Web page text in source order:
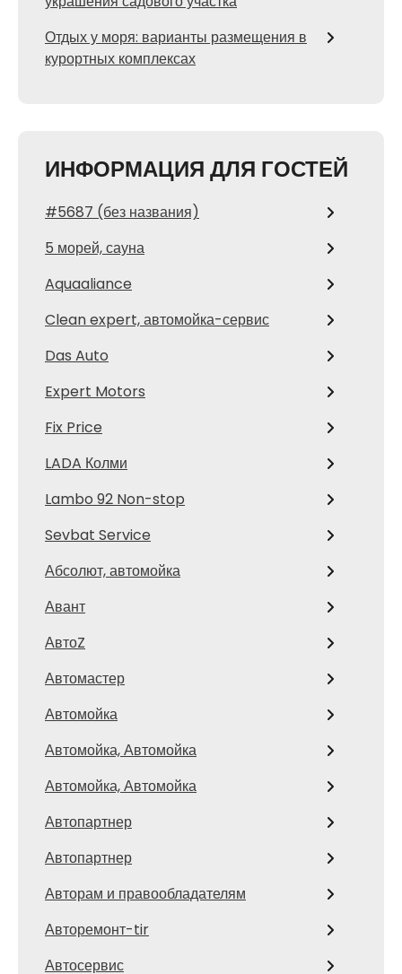
Отдых у моря: варианты размещения в
курортных комплексах
ИНФОРМАЦИЯ ДЛЯ ГОСТЕЙ
#5687 (без названия)
5 морей, сауна
Aquaaliance
Clean expert, автомойка-сервис
Das Auto
Expert Motors
Fix Price
LADA Колми
Lambo 92 Non-stop
Sevbat Service
Абсолют, автомойка
Авант
АвтоZ
Автомастер
Автомойка
Автомойка, Автомойка
Автомойка, Автомойка
Автопартнер
Автопартнер
Авторам и правообладателям
Авторемонт-tir
Автосервис